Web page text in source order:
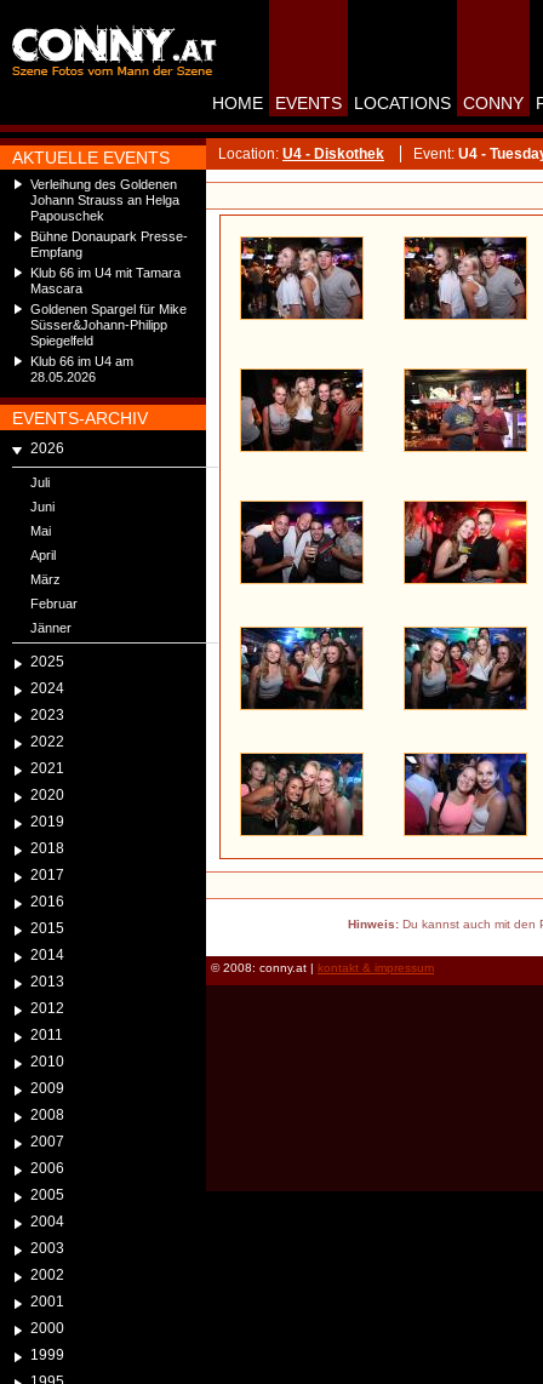
AKTUELLE EVENTS
Verleihung des Goldenen
Johann Strauss an Helga
Papouschek
Bühne Donaupark Presse-
Empfang
Klub 66 im U4 mit Tamara
Mascara
Goldenen Spargel für Mike
Süsser&Johann-Philipp
Spiegelfeld
Klub 66 im U4 am
28.05.2026
EVENTS-ARCHIV
2026
Juli
Juni
Mai
April
März
Februar
Jänner
2025
2024
2023
2022
2021
2020
2019
2018
2017
2016
2015
2014
2013
2012
2011
2010
2009
2008
2007
2006
2005
2004
2003
2002
2001
2000
1999
HOME EVENTS LOCATIONS CONNY
Location: U4 - Diskothek Event: U4 -
Hinweis:Du kannst auch mit den
© 2008: conny.at | kontakt & impressum